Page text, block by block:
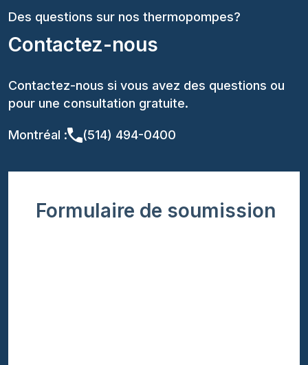
Des questions sur nos thermopompes?
Contactez-nous
Contactez-nous si vous avez des questions ou
pour une consultation gratuite.
Montréal : (514) 494-0400
Formulaire de soumission